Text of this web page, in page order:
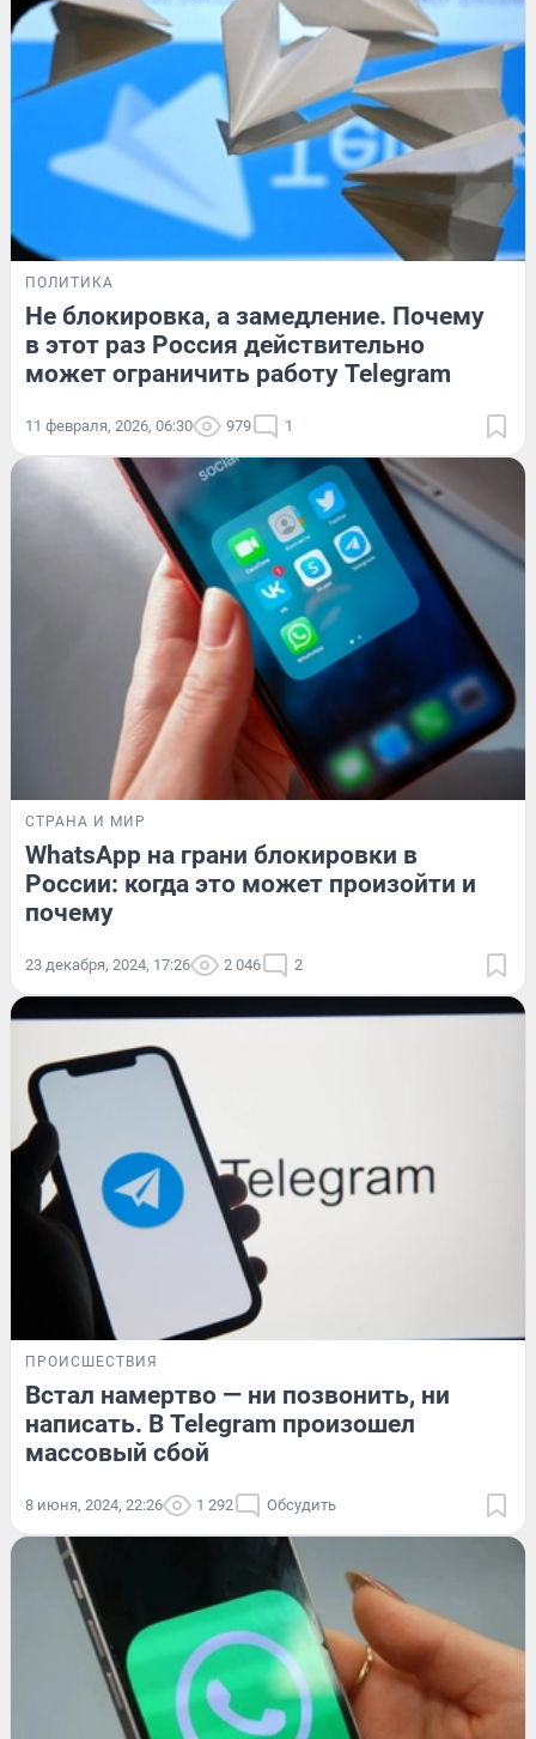
ПОЛИТИКА
Не блокировка, а замедление. Почему
в этот раз Россия действительно
может ограничить работу Telegram
11 февраля, 2026, 06:30 979 1
СТРАНА И МИР
WhatsApp на грани блокировки в
России: когда это может произойти и
почему
23 декабря, 2024, 17:26 2 046 2
ПРОИСШЕСТВИЯ
Встал намертво — ни позвонить, ни
написать. В Telegram произошел
массовый сбой
8 июня, 2024, 22:26 1 292 Обсудить